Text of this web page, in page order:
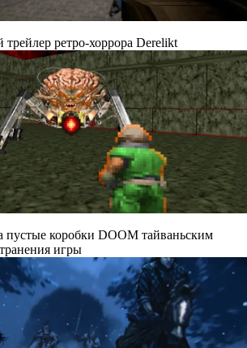
ретро-хоррора Derelikt
пустые коробки DOOM тайваньским
игры